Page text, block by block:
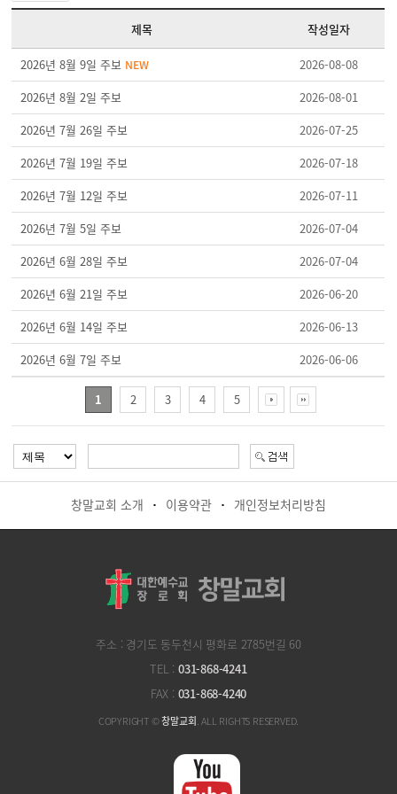
제목 작성일자
2026년 8월 9일 주보 NEW
2026-08-08
2026년 8월 2일 주보
2026-08-01
2026년 7월 26일 주보
2026-07-25
2026년 7월 19일 주보
2026-07-18
2026년 7월 12일 주보
2026-07-11
2026년 7월 5일 주보
2026-07-04
2026년 6월 28일 주보
2026-07-04
2026년 6월 21일 주보
2026-06-20
2026년 6월 14일 주보
2026-06-13
2026년 6월 7일 주보
2026-06-06
1 2 3 4 5
창말교회 소개 · 이용약관 · 개인정보처리방침
주소 : 경기도 동두천시 평화로 2785번길 60
TEL :031-868-4241
FAX : 031-868-4240
COPYRIGHT ©창말교회. ALL RIGHTS RESERVED.